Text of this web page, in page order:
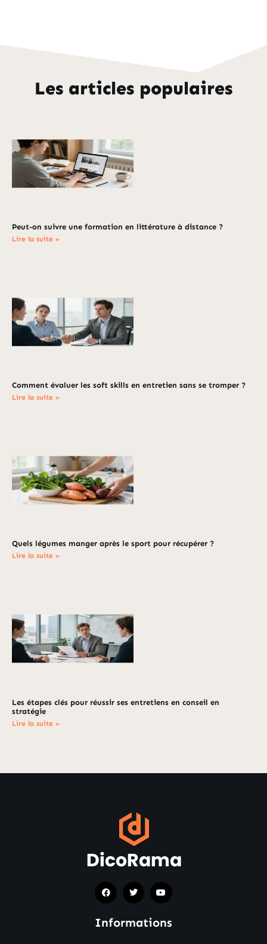
Les articles populaires
Peut-on suivre une formation en littérature à distance ?
Lire la suite »
Comment évaluer les soft skills en entretien sans se tromper ?
Lire la suite »
Quels légumes manger après le sport pour récupérer ?
Lire la suite »
Les étapes clés pour réussir ses entretiens en conseil en
stratégie
Lire la suite »
Informations